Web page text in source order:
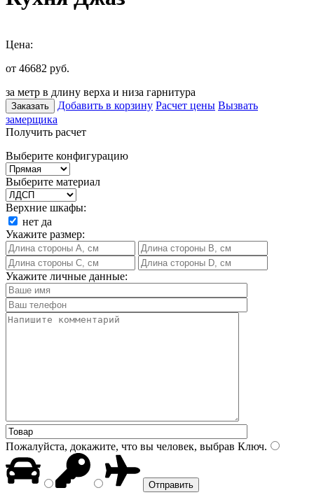
Цена:
от 46682 руб.
за метр в длину верха и низа гарнитура
Заказать Добавить в корзину Расчет цены Вызвать
замерщика
Получить расчет
Выберите конфигурацию
Выберите материал
Верхние шкафы:
нет да
Укажите размер:
Укажите личные данные:
Пожалуйста, докажите, что вы человек, выбрав Ключ.